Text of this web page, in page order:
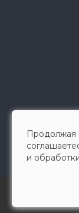
Продолжая
и